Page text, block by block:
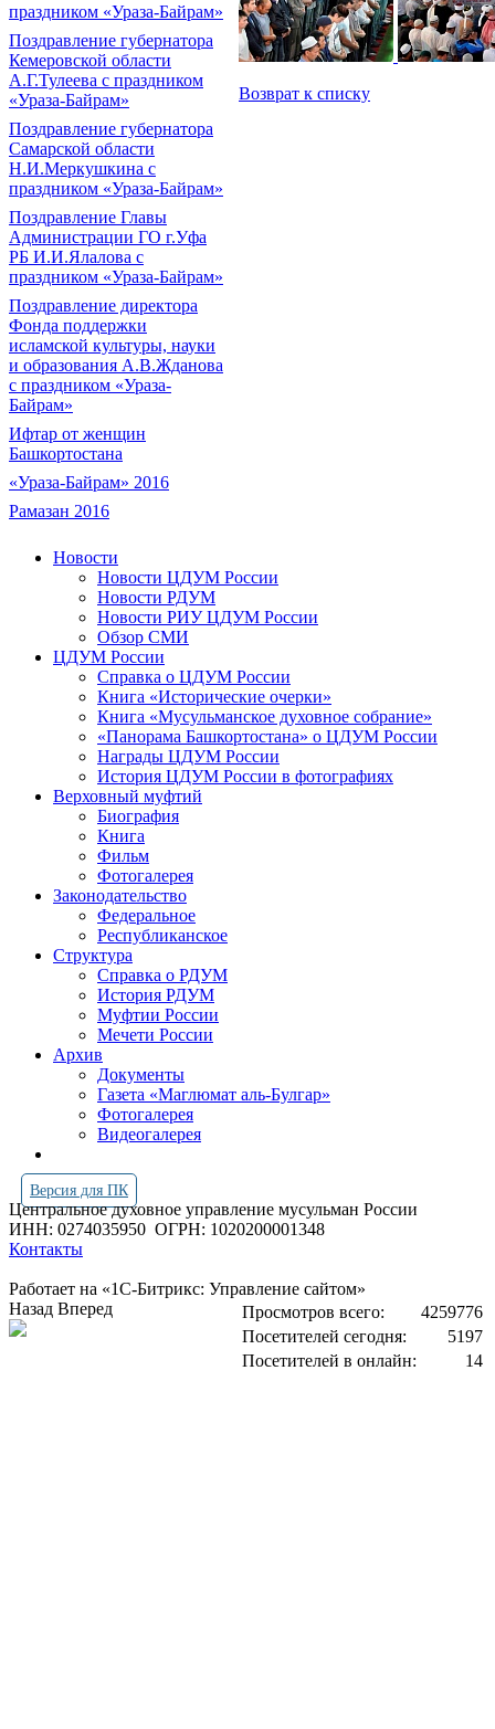
праздником «Ураза-Байрам»
Поздравление губернатора
Кемеровской области
А.Г.Тулеева с праздником
«Ураза-Байрам»
Поздравление губернатора
Самарской области
Н.И.Меркушкина с
праздником «Ураза-Байрам»
Поздравление Главы
Администрации ГО г.Уфа
РБ И.И.Ялалова с
праздником «Ураза-Байрам»
Поздравление директора
Фонда поддержки
исламской культуры, науки
и образования А.В.Жданова
с праздником «Ураза-
Байрам»
Ифтар от женщин
Башкортостана
«Ураза-Байрам» 2016
Рамазан 2016
Возврат к списку
Новости
Новости ЦДУМ России
Новости РДУМ
Новости РИУ ЦДУМ России
Обзор СМИ
ЦДУМ России
Справка о ЦДУМ России
Книга «Исторические очерки»
Книга «Мусульманское духовное собрание»
«Панорама Башкортостана» о ЦДУМ России
Награды ЦДУМ России
История ЦДУМ России в фотографиях
Верховный муфтий
Биография
Книга
Фильм
Фотогалерея
Законодательство
Федеральное
Республиканское
Структура
Справка о РДУМ
История РДУМ
Муфтии России
Мечети России
Архив
Документы
Газета «Маглюмат аль-Булгар»
Фотогалерея
Видеогалерея
Версия для ПК
Центральное духовное управление мусульман России
ИНН: 0274035950 ОГРН: 1020200001348
Контакты
Работает на «1С-Битрикс: Управление сайтом»
Просмотров всего:
4259776
Посетителей сегодня:
5197
Посетителей в онлайн:
14
Назад Вперед